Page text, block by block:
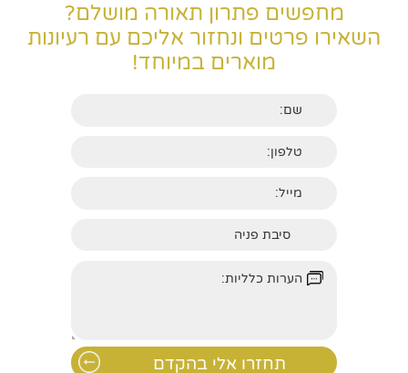
מחפשים פתרון תאורה מושלם?
השאירו פרטים ונחזור אליכם עם רעיונות
מוארים במיוחד!